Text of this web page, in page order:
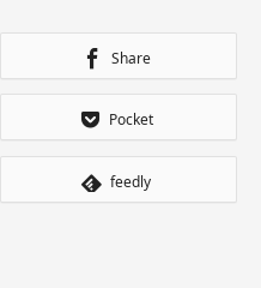
Share
Pocket
feedly